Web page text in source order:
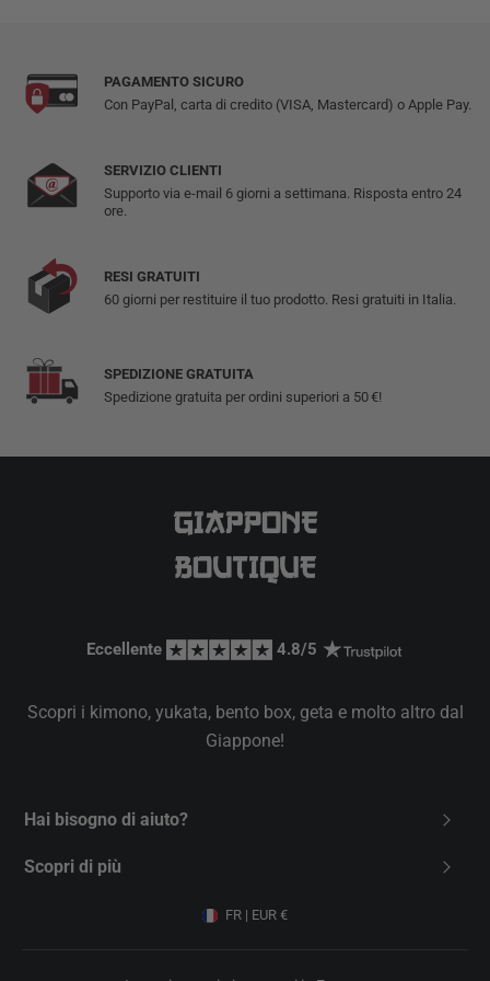
PAGAMENTO SICURO
Con PayPal, carta di credito (VISA, Mastercard) o Apple Pay.
SERVIZIO CLIENTI
Supporto via e-mail 6 giorni a settimana. Risposta entro 24
ore.
RESI GRATUITI
60 giorni per restituire il tuo prodotto. Resi gratuiti in Italia.
SPEDIZIONE GRATUITA
Spedizione gratuita per ordini superiori a 50 €!
Eccellente 4.8/5
Scopri i kimono, yukata, bento box, geta e molto altro dal
Giappone!
Hai bisogno di aiuto?
Contattaci
Scopri di più
FR | EUR €